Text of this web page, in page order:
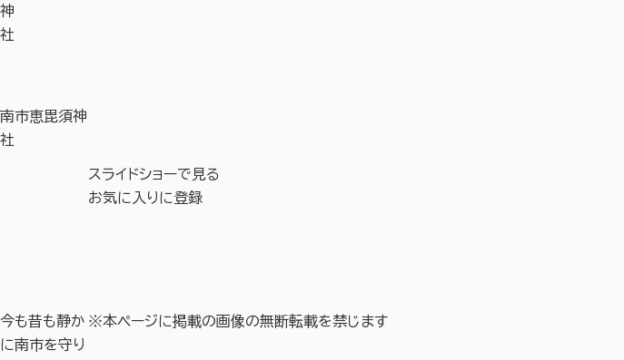
神
社
南市恵毘須神
社
スライドショーで見る
お気に入りに登録
今も昔も静か
に南市を守り
※本ページに掲載の画像の無断転載を禁じます